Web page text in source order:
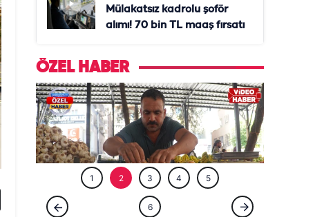
Mülakatsız kadrolu şoför
alımı! 70 bin TL maaş fırsatı
ÖZEL HABER
1 2 3 4 5
6